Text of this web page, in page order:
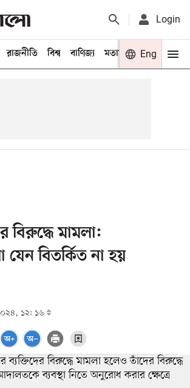
Login
রাজনীতি বিশ্ব বাণিজ্য মতামত খেলা
Eng
বিরুদ্ধে মামলা:
যেন বিতর্কিত না হয়
১২: ১৬